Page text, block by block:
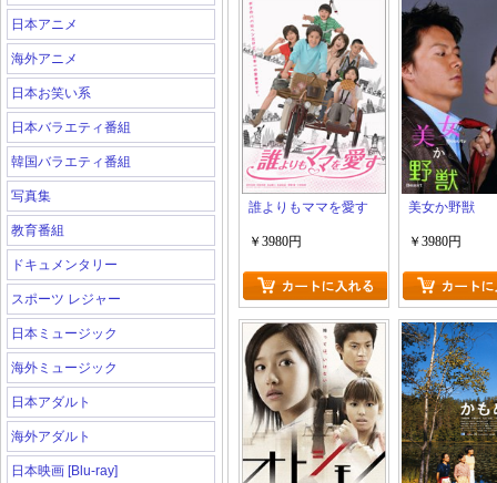
日本アニメ
海外アニメ
日本お笑い系
日本バラエティ番組
韓国バラエティ番組
写真集
教育番組
ドキュメンタリー
スポーツ レジャー
日本ミュージック
海外ミュージック
日本アダルト
海外アダルト
日本映画 [Blu-ray]
誰よりもママを愛す
￥3980円
美女か野獣
￥3980円